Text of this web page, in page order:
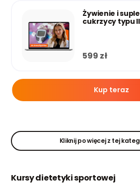
Kliknij po więcej z tej
Żywienie i
cukrzycy typu II
599 zł
Kup teraz
Kursy dietetyki sportowej